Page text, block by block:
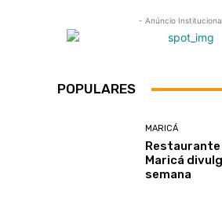
- Anúncio
POPULARES
MARICÁ
Restaurante
Maricá
semana